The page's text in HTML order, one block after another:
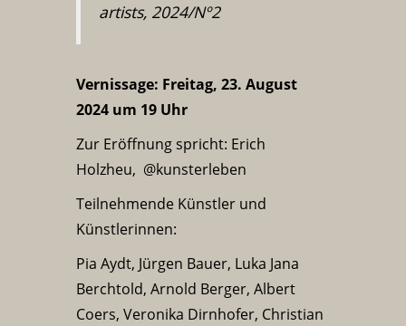
artists, 2024/Nº2
Vernissage: Freitag, 23. August
2024 um 19 Uhr
Zur Eröffnung spricht: Erich
Holzheu, @kunsterleben
Teilnehmende Künstler und
Künstlerinnen:
Pia Aydt, Jürgen Bauer, Luka Jana
Berchtold, Arnold Berger, Albert
Coers, Veronika Dirnhofer, Christian